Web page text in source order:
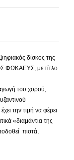
δίσκος της
ΦΩΚΑΕΥΣ, με τίτλο
του χορού,
την τιμή να φέρει
«διαμάντια της
πιστά,